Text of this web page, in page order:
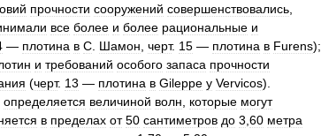
прочности сооружений совершенствовались,
все более и более рациональные и
— плотина в С. Шамон, черт. 15 — плотина в Furens);
и требований особого запаса прочности
(черт. 13 — плотина в Gileppe y Vervicos).
определяется величиной волн, которые могут
в пределах от 50 сантиметров до 3,60 метра